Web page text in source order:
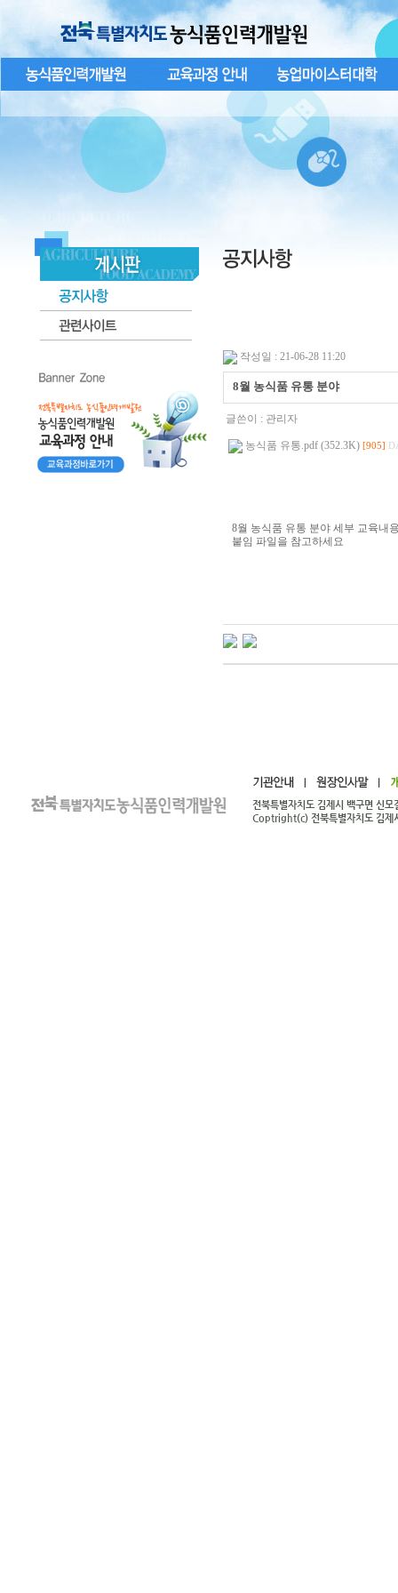
작성일 : 21-06-28 11:20
8월 농식품 유통 분야
글쓴이 : 관리자
농식품 유통.pdf (352.3K) [905]
8월 농식품 유통 분야 세부 교육내
붙임 파일을 참고하세요